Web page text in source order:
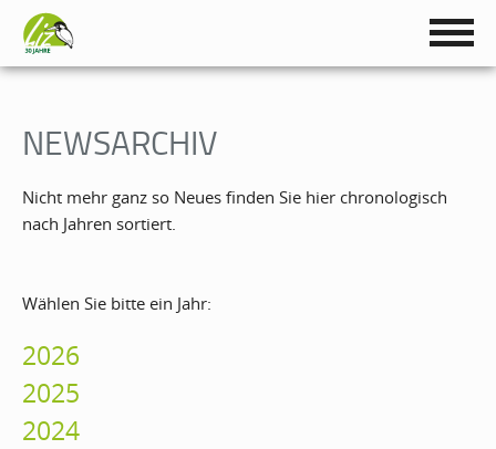
NEWSARCHIV
Nicht mehr ganz so Neues finden Sie hier chronologisch
nach Jahren sortiert.
Wählen Sie bitte ein Jahr:
2026
2025
2024